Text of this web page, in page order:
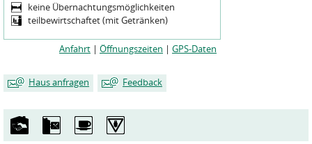
keine Übernachtungsmöglichkeiten
teilbewirtschaftet (mit Getränken)
Anfahrt | Öffnungszeiten | GPS-Daten
Haus anfragen Feedback
Mein Name
Mein Name